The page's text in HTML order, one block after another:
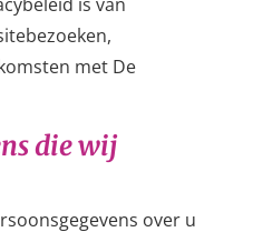
met De
die wij
over u